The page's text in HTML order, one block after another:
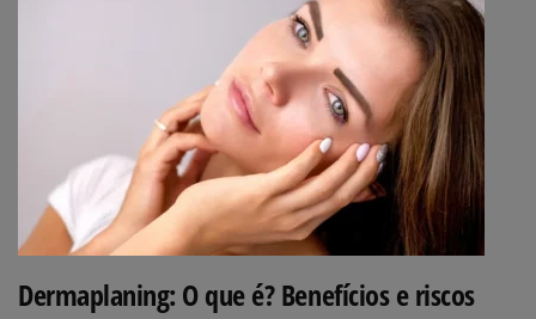
Dermaplaning: O que é? Benefícios e riscos